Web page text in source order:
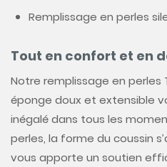
Remplissage en perles
Tout en confort et en
Notre remplissage en perles
éponge doux et extensible
inégalé dans tous les
perles, la forme du coussin
vous apporte un soutien